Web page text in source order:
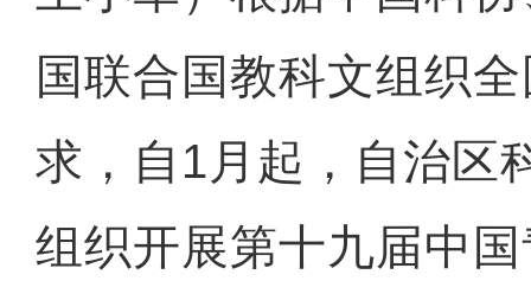
国联合国教科文组织
求，自1月起，自治区
组织开展第十九届中